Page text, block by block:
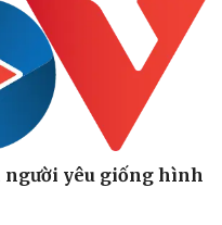
sống
Nhà đẹp
Blog
Tình yêu - Gia đình
người yêu giống hình